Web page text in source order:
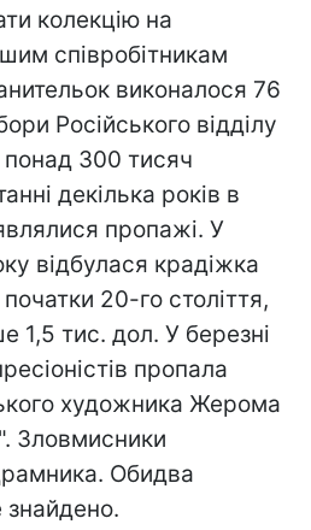
колекцію на
співробітникам
виконалося 76
Російського відділу
понад 300 тисяч
декілька років в
пропажі. У
відбулася крадіжка
20-го століття,
1,5 тис. дол. У березні
пропала
художника Жерома
Зловмисники
Обидва